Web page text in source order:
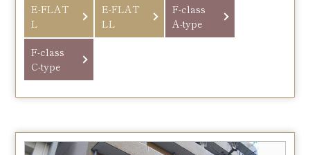
E-FLAT
L
E-FLAT
LL
F-class
A-type
F-class
C-type